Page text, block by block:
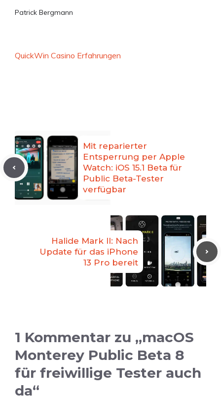
Patrick Bergmann
QuickWin Casino Erfahrungen
Mit reparierter
Entsperrung per Apple
Watch: iOS 15.1 Beta für
Public Beta-Tester
verfügbar
Halide Mark II: Nach
Update für das iPhone
13 Pro bereit
1 Kommentar zu „macOS
Monterey Public Beta 8
für freiwillige Tester auch
da“